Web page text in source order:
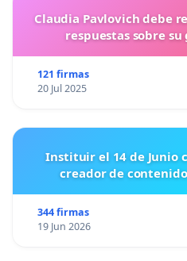
Claudia Pavlovich debe
respuestas sobre
121 firmas
20 Jul 2025
Instituir el 14 de Junio
creador de
344 firmas
19 Jun 2026